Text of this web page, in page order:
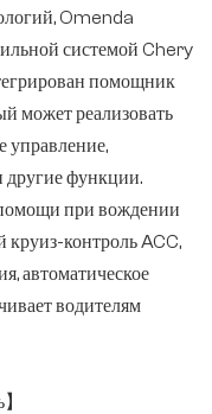
Omenda
системой Chery
помощник
может реализовать
управление,
другие функции.
помощи при вождении
контроль ACC,
автоматическое
водителям